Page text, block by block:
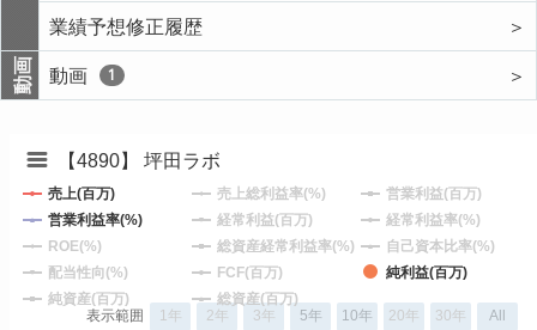
業績予想修正履歴
＞
動画 動画 1 ＞
【4890】 坪田ラボ
表示範囲 1年 2年 3年 5年 10年 20年 30年 All
売上(百万) 売上総利益率(%)
営業利益(百万)
営業利益率(%)
経常利益(百万)
経常利益率(%)
ROE(%)
総資産経常利益率(%)
自己資本比率(%)
配当性向(%)
FCF(百万)
純利益(百万)
純資産(百万)
総資産(百万)